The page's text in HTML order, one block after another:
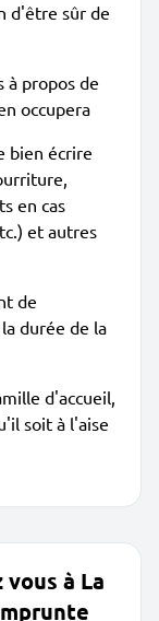
d'être sûr de
à propos de
occupera
bien écrire
en cas
et autres
de
durée de la
d'accueil,
soit à l'aise
à La